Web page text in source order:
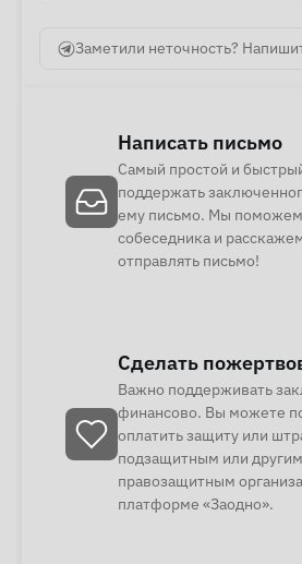
Заметили неточность?
Написать письмо
Самый простой и
поддержать
ему письмо. Мы
собеседника и
отправлять письмо!
Сделать
Важно поддерживать
финансово. Вы можете
оплатить защиту или
подзащитным или другим
правозащитным
платформе «Заодно».